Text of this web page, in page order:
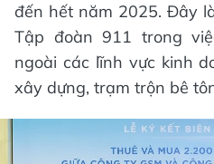
đến hết năm 2025. Đây
Tập đoàn 911 trong
ngoài các lĩnh vực kinh
xây dựng, trạm trộn bê